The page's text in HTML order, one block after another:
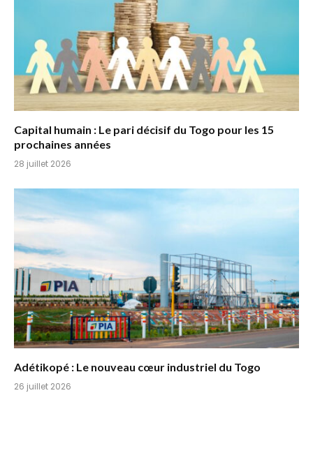
Capital humain : Le pari décisif du Togo pour les 15
prochaines années
28 juillet 2026
Adétikopé : Le nouveau cœur industriel du Togo
26 juillet 2026